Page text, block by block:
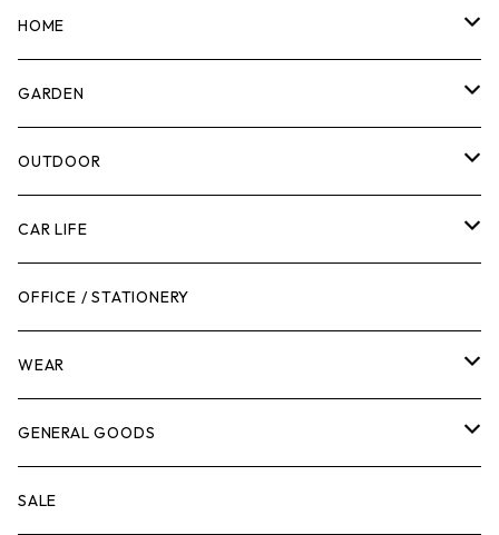
マーカー
計測機器
腰袋・ツールホルスター
工具箱
作業台
脚立
ケミカル
その他
HOME
5ガロンバケツ
キッチン
日用品
ボディケア
GARDEN
剪定ばさみ
ガーデンツール
ガーデンチェア
キャビネット・ツールハンガー
冬季用品
その他
OUTDOOR
スツール
バンジーバンド
ストレージボックス
クーラーボックス
ナイフ
CAR LIFE
メンテナンスグッズ
車内グッズ
車外グッズ
芳香剤
OFFICE / STATIONERY
WEAR
トップス
ボトムス
GENERAL GOODS
ウォレット
SALE